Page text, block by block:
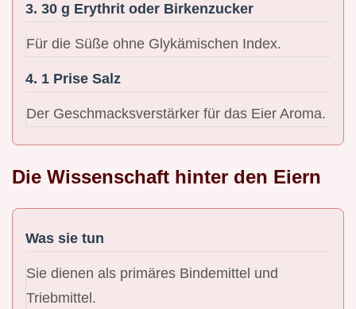
3. 30 g Erythrit oder Birkenzucker
Für die Süße ohne Glykämischen Index.
4. 1 Prise Salz
Der Geschmacksverstärker für das Eier Aroma.
Die Wissenschaft hinter den Eiern
Was sie tun
Sie dienen als primäres Bindemittel und
Triebmittel.